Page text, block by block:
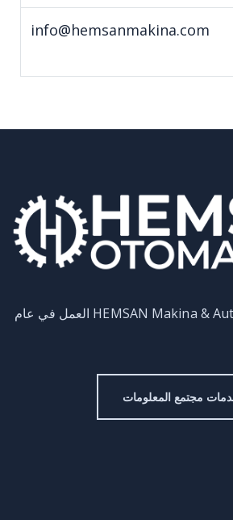
info@hemsanmakina.com
بدأت شركة HEMSAN Makina & Automation العمل في عام
مجتمع المعلومات